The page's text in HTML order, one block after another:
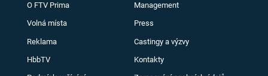
O FTV Prima Management
Volná místa Press
Reklama Castingy a výzvy
HbbTV Kontakty